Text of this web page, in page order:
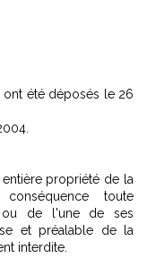
ont été déposés le 26
propriété de la
toute
ou de l'une de ses
et préalable de la
interdite.